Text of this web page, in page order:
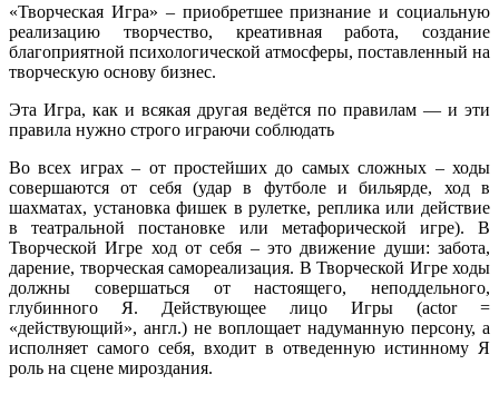
«Творческая Игра» – приобретшее признание и социальную
реализацию творчество, креативная работа, создание
благоприятной психологической атмосферы, поставленный на
творческую основу бизнес.
Эта Игра, как и всякая другая ведётся по правилам — и эти
правила нужно строго играючи соблюдать
Во всех играх – от простейших до самых сложных – ходы
совершаются от себя (удар в футболе и бильярде, ход в
шахматах, установка фишек в рулетке, реплика или действие
в театральной постановке или метафорической игре). В
Творческой Игре ход от себя – это движение души: забота,
дарение, творческая самореализация. В Творческой Игре ходы
должны совершаться от настоящего, неподдельного,
глубинного Я. Действующее лицо Игры (actor =
«действующий», англ.) не воплощает надуманную персону, а
исполняет самого себя, входит в отведенную истинному Я
роль на сцене мироздания.